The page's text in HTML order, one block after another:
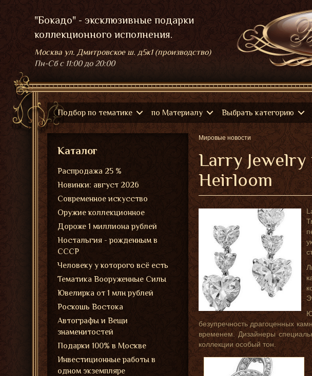
"Бокадо" - эксклюзивные подарки
коллекционного исполнения.
Москва ул. Дмитровское ш. д5к1 (производство)
Пн-Сбс 11:00 до 20:00
Подбор по тематике по Материалу Выбрать категорию
Мировые новости
Larry Jewelry
Heirloom
безупречность драгоценных
временем. Дизайнеры
коллекции особый тон.
Каталог
Распродажа 25 %
Новинки: август 2026
Современное искусство
Оружие коллекционное
Дороже 1 миллиона рублей
Ностальгия - рожденным в
СССР
Человеку у которого всё есть
Тематика Вооруженные Силы
Ювелирка от 1 млн рублей
Роскошь Востока
Автографы и Вещи
знаменитостей
Подарки 100% в Москве
Инвестиционные работы в
одном экземпляре